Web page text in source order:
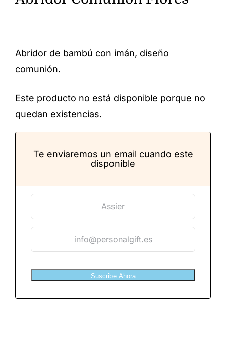
Abridor de bambú con imán, diseño
comunión.
Este producto no está disponible porque no
quedan existencias.
Te enviaremos un email cuando este
disponible
Suscribe Ahora